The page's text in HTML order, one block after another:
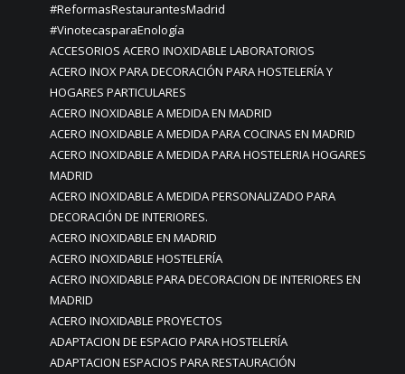
#ReformasRestaurantesMadrid
#VinotecasparaEnología
ACCESORIOS ACERO INOXIDABLE LABORATORIOS
ACERO INOX PARA DECORACIÓN PARA HOSTELERÍA Y
HOGARES PARTICULARES
ACERO INOXIDABLE A MEDIDA EN MADRID
ACERO INOXIDABLE A MEDIDA PARA COCINAS EN MADRID
ACERO INOXIDABLE A MEDIDA PARA HOSTELERIA HOGARES
MADRID
ACERO INOXIDABLE A MEDIDA PERSONALIZADO PARA
DECORACIÓN DE INTERIORES.
ACERO INOXIDABLE EN MADRID
ACERO INOXIDABLE HOSTELERÍA
ACERO INOXIDABLE PARA DECORACION DE INTERIORES EN
MADRID
ACERO INOXIDABLE PROYECTOS
ADAPTACION DE ESPACIO PARA HOSTELERÍA
ADAPTACION ESPACIOS PARA RESTAURACIÓN